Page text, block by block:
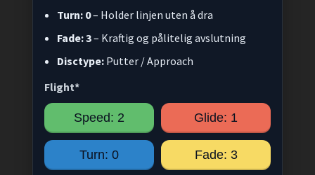
Turn: 0– Holder linjen uten å dra
Fade: 3– Kraftig og pålitelig avslutning
Disctype: Putter / Approach
Flight*
Speed: 2 Glide: 1
Turn: 0 Fade: 3